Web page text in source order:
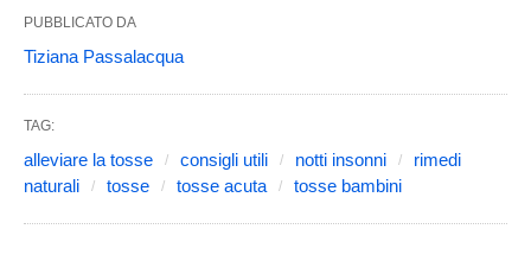
PUBBLICATO DA
Tiziana Passalacqua
TAG:
alleviare la tosse consigli utili notti insonni
rimedi
naturali
tosse tosse acuta tosse bambini